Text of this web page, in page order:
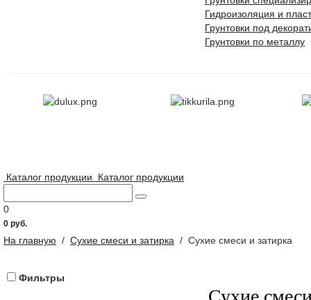
Гидроизоляция и
Грунтовки под
Грунтовки по металлу
Каталог продукции Каталог продукции
0
0 руб.
На главную / Сухие смеси и затирка / Сухие смеси и затирка
Фильтры